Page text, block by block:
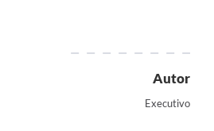
Autor
Executivo